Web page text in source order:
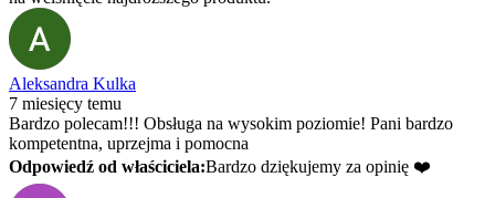
Aleksandra Kulka
7 miesięcy temu
Bardzo polecam!!! Obsługa na wysokim poziomie! Pani bardzo
kompetentna, uprzejma i pomocna
Odpowiedź od właściciela:Bardzo dziękujemy za opinię ❤️